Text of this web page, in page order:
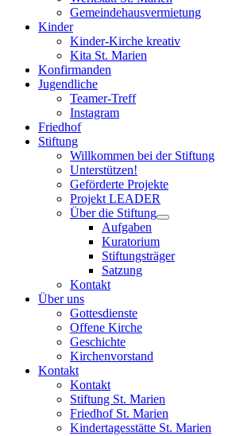
Gemeindehausvermietung
Kinder
Kinder-Kirche kreativ
Kita St. Marien
Konfirmanden
Jugendliche
Teamer-Treff
Instagram
Friedhof
Stiftung
Willkommen bei der Stiftung
Unterstützen!
Geförderte Projekte
Projekt LEADER
Über die Stiftung
Aufgaben
Kuratorium
Stiftungsträger
Satzung
Kontakt
Über uns
Gottesdienste
Offene Kirche
Geschichte
Kirchenvorstand
Kontakt
Kontakt
Stiftung St. Marien
Friedhof St. Marien
Kindertagesstätte St. Marien